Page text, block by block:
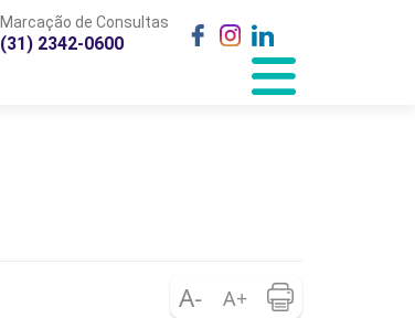
Marcação de Consultas
(31) 2342-0600